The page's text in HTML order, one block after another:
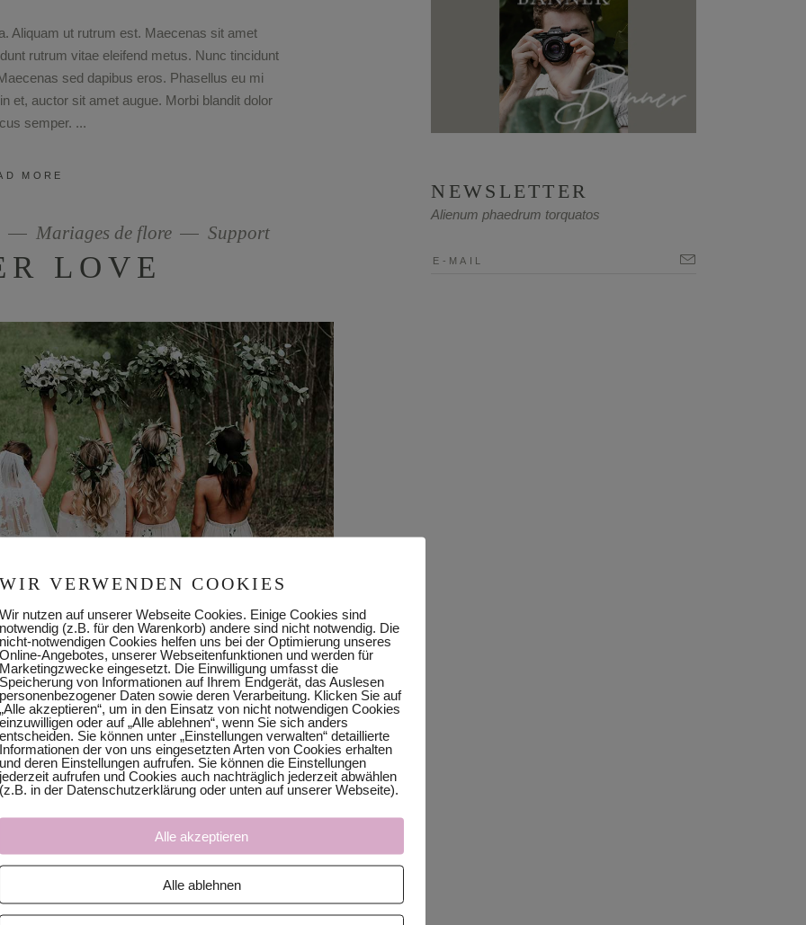
Aliquam ut rutrum est. Maecenas sit amet
rutrum vitae eleifend metus. Nunc tincidunt
sed dapibus eros. Phasellus eu mi
et, auctor sit amet augue. Morbi blandit dolor
semper.
MORE
Mariages de flore Support
LOVE
Aliquam ut rutrum est. Maecenas sit amet
rutrum vitae eleifend metus. Nunc tincidunt
sed dapibus eros. Phasellus eu mi
et, auctor sit amet augue. Morbi blandit dolor
semper.
NEWSLETTER
Alienum phaedrum torquatos
WIR VERWENDEN COOKIES
Wir nutzen auf unserer Webseite Cookies. Einige Cookies sind
notwendig (z.B. für den Warenkorb) andere sind nicht notwendig. Die
nicht-notwendigen Cookies helfen uns bei der Optimierung unseres
Online-Angebotes, unserer Webseitenfunktionen und werden für
Marketingzwecke eingesetzt. Die Einwilligung umfasst die
Speicherung von Informationen auf Ihrem Endgerät, das Auslesen
personenbezogener Daten sowie deren Verarbeitung. Klicken Sie auf
„Alle akzeptieren“, um in den Einsatz von nicht notwendigen Cookies
einzuwilligen oder auf „Alle ablehnen“, wenn Sie sich anders
entscheiden. Sie können unter „Einstellungen verwalten“ detaillierte
Informationen der von uns eingesetzten Arten von Cookies erhalten
und deren Einstellungen aufrufen. Sie können die Einstellungen
jederzeit aufrufen und Cookies auch nachträglich jederzeit abwählen
(z.B. in der Datenschutzerklärung oder unten auf unserer Webseite).
Alle akzeptieren
Alle ablehnen